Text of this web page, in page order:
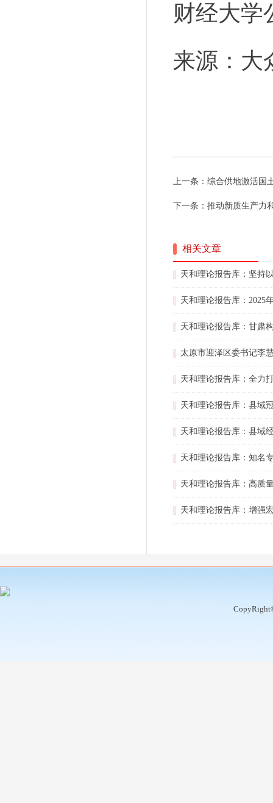
财经大学
来源：大
上一条： 综合供地激活国
下一条： 推动新质生产力
相关文章
天和理论报告库：坚持
天和理论报告库：2025
天和理论报告库：甘肃
太原市迎泽区委书记李
天和理论报告库：全力
天和理论报告库：县域
天和理论报告库：县域
天和理论报告库：知名
天和理论报告库：高质
天和理论报告库：增强